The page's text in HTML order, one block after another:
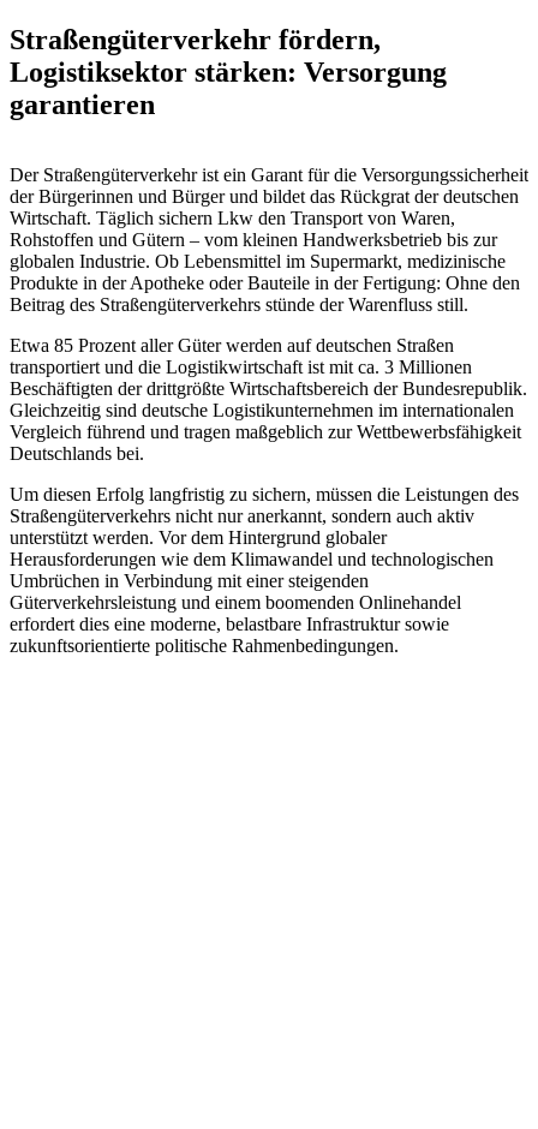
Straßengüterverkehr fördern,
Logistiksektor stärken: Versorgung
garantieren
Der Straßengüterverkehr ist ein Garant für die Versorgungssicherheit
der Bürgerinnen und Bürger und bildet das Rückgrat der deutschen
Wirtschaft. Täglich sichern Lkw den Transport von Waren,
Rohstoffen und Gütern – vom kleinen Handwerksbetrieb bis zur
globalen Industrie. Ob Lebensmittel im Supermarkt, medizinische
Produkte in der Apotheke oder Bauteile in der Fertigung: Ohne den
Beitrag des Straßengüterverkehrs stünde der Warenfluss still.
Etwa 85 Prozent aller Güter werden auf deutschen Straßen
transportiert und die Logistikwirtschaft ist mit ca. 3 Millionen
Beschäftigten der drittgrößte Wirtschaftsbereich der Bundesrepublik.
Gleichzeitig sind deutsche Logistikunternehmen im internationalen
Vergleich führend und tragen maßgeblich zur Wettbewerbsfähigkeit
Deutschlands bei.
Um diesen Erfolg langfristig zu sichern, müssen die Leistungen des
Straßengüterverkehrs nicht nur anerkannt, sondern auch aktiv
unterstützt werden. Vor dem Hintergrund globaler
Herausforderungen wie dem Klimawandel und technologischen
Umbrüchen in Verbindung mit einer steigenden
Güterverkehrsleistung und einem boomenden Onlinehandel
erfordert dies eine moderne, belastbare Infrastruktur sowie
zukunftsorientierte politische Rahmenbedingungen.